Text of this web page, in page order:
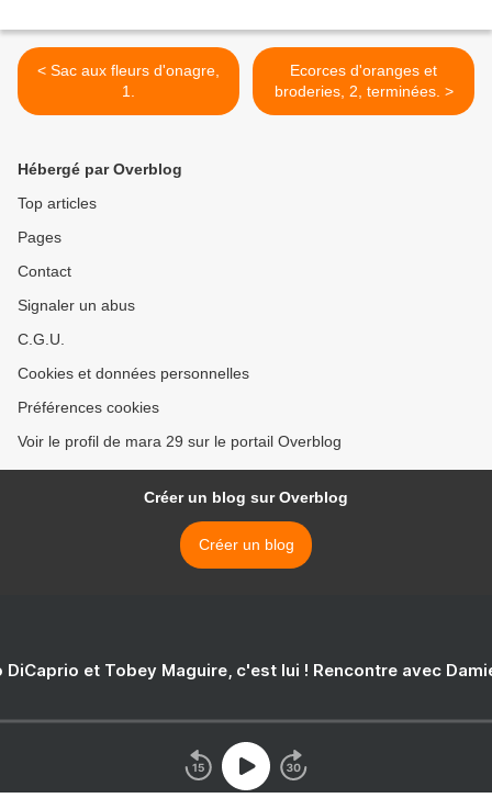
< Sac aux fleurs d'onagre,
1.
Ecorces d'oranges et
broderies, 2, terminées. >
Hébergé par Overblog
Top articles
Pages
Contact
Signaler un abus
C.G.U.
Cookies et données personnelles
Préférences cookies
Voir le profil de mara 29 sur le portail Overblog
Créer un blog sur Overblog
Créer un blog
DiCaprio et Tobey Maguire, c'est lui ! Rencontre avec